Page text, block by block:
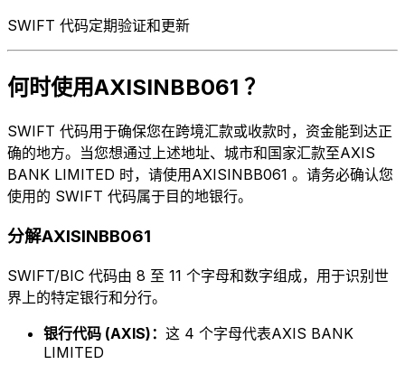
SWIFT 代码定期验证和更新
何时使用AXISINBB061 ？
SWIFT 代码用于确保您在跨境汇款或收款时，资金能到达正
确的地方。当您想通过上述地址、城市和国家汇款至AXIS
BANK LIMITED 时，请使用AXISINBB061 。请务必确认您
使用的 SWIFT 代码属于目的地银行。
分解AXISINBB061
SWIFT/BIC 代码由 8 至 11 个字母和数字组成，用于识别世
界上的特定银行和分行。
银行代码 (AXIS)： 这 4 个字母代表AXIS BANK
LIMITED